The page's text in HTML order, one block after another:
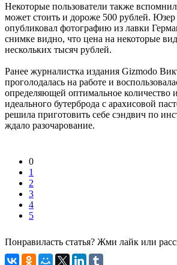
Некоторые пользователи также
может стоить и дороже 500 рублей.
опубликовал фотографию из лавки
снимке видно, что цена на некоторые
нескольких тысяч рублей.
Ранее журналистка издания Gizmodo
проголодалась на работе и
определяющей оптимальное количество
идеального бутерброда с арахисовой
решила приготовить себе сэндвич по
ждало разочарование.
0
1
2
3
4
5
Понравиласть статья? Жми лайк или